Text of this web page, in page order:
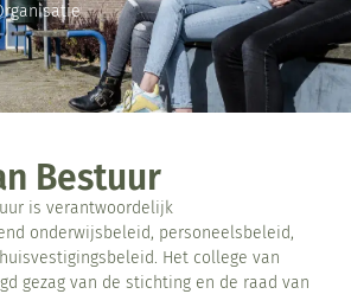
Bestuur
is verantwoordelijk
onderwijsbeleid, personeelsbeleid,
Het college van
gezag van de stichting en de raad van